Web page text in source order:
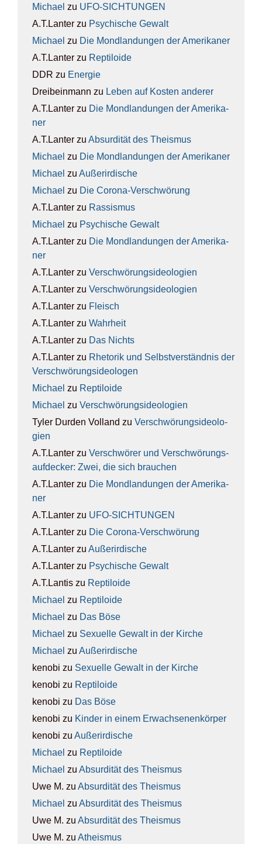
Michael zu UFO-SICH­TUN­GEN
A.T.Lanter zu Psy­chi­sche Gewalt
Michael zu Die Mond­lan­dun­gen der Ame­ri­ka­ner
A.T.Lanter zu Rep­ti­lo­ide
DDR zu Ener­gie
Dreibeinmann zu Leben auf Kos­ten ande­rer
A.T.Lanter zu Die Mond­lan­dun­gen der Ame­ri­ka­
ner
A.T.Lanter zu Absur­di­tät des The­is­mus
Michael zu Die Mond­lan­dun­gen der Ame­ri­ka­ner
Michael zu Außer­ir­di­sche
Michael zu Die Coro­na-Ver­schwö­rung
A.T.Lanter zu Ras­sis­mus
Michael zu Psy­chi­sche Gewalt
A.T.Lanter zu Die Mond­lan­dun­gen der Ame­ri­ka­
ner
A.T.Lanter zu Ver­schwö­rungs­ideo­lo­gien
A.T.Lanter zu Ver­schwö­rungs­ideo­lo­gien
A.T.Lanter zu Fleisch
A.T.Lanter zu Wahr­heit
A.T.Lanter zu Das Nichts
A.T.Lanter zu Rhe­to­rik und Selbst­ver­ständ­nis der
Ver­schwö­rungs­ideo­lo­gen
Michael zu Rep­ti­lo­ide
Michael zu Ver­schwö­rungs­ideo­lo­gien
Tyler Durden Volland zu Ver­schwö­rungs­ideo­lo­
gien
A.T.Lanter zu Ver­schwö­rer und Ver­schwö­rungs­
auf­de­cker: Zwei, die sich brau­chen
A.T.Lanter zu Die Mond­lan­dun­gen der Ame­ri­ka­
ner
A.T.Lanter zu UFO-SICH­TUN­GEN
A.T.Lanter zu Die Coro­na-Ver­schwö­rung
A.T.Lanter zu Außer­ir­di­sche
A.T.Lanter zu Psy­chi­sche Gewalt
A.T.Lantis zu Rep­ti­lo­ide
Michael zu Rep­ti­lo­ide
Michael zu Das Böse
Michael zu Sexu­el­le Gewalt in der Kir­che
Michael zu Außer­ir­di­sche
kenobi zu Sexu­el­le Gewalt in der Kir­che
kenobi zu Rep­ti­lo­ide
kenobi zu Das Böse
kenobi zu Kin­der in einem Erwach­se­nen­kör­per
kenobi zu Außer­ir­di­sche
Michael zu Rep­ti­lo­ide
Michael zu Absur­di­tät des The­is­mus
Uwe M. zu Absur­di­tät des The­is­mus
Michael zu Absur­di­tät des The­is­mus
Uwe M. zu Absur­di­tät des The­is­mus
Uwe M. zu Athe­is­mus